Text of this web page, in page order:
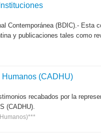
Contemporánea (BDIC).- Esta
y publicaciones tales como
(CADHU)
recabados por la
(CADHU).